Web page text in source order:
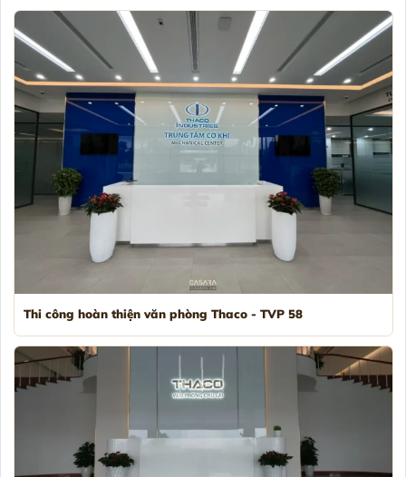
Thi công hoàn thiện văn phòng Thaco - TVP 58